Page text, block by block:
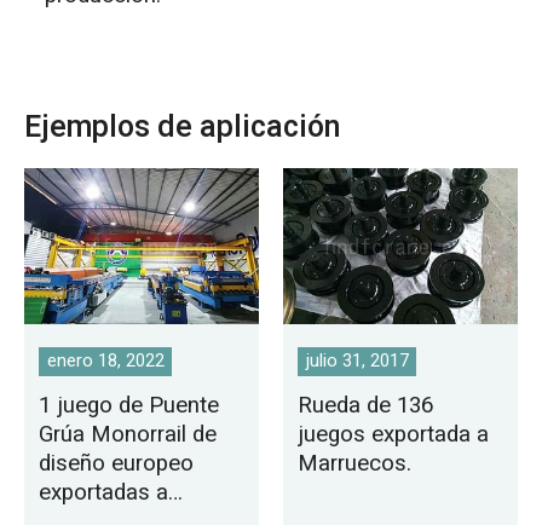
Ejemplos de aplicación
enero 18, 2022
1 juego de Puente
Grúa Monorrail de
diseño europeo
exportadas a
julio 31, 2017
Rueda de 136
juegos exportada a
Marruecos.